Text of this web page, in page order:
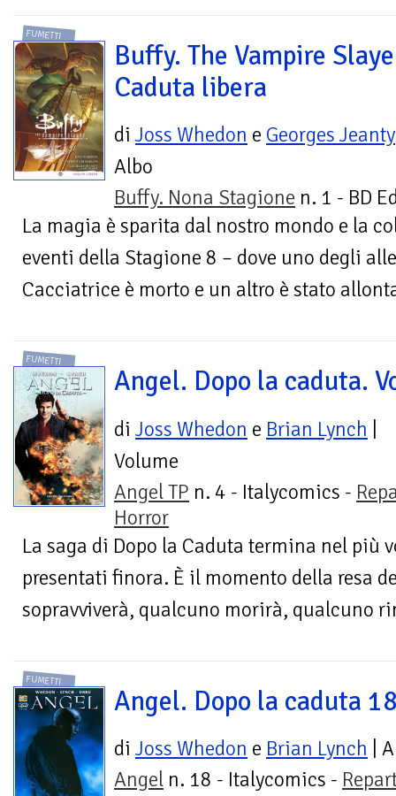
FUMETTI
Buffy. The Vampire
Caduta libera
di Joss Whedon e Georges Jeanty
Albo
Buffy. Nona Stagione n. 1 - BD
La magia è sparita dal nostro mondo e la
eventi della Stagione 8 – dove uno degli
Cacciatrice è morto e un altro è stato
FUMETTI
Angel. Dopo la caduta.
di Joss Whedon e Brian Lynch
Volume
Angel TP n. 4 - Italycomics -
Horror
La saga di Dopo la Caduta termina nel più
presentati finora. È il momento della resa
sopravviverà, qualcuno morirà, qualcuno
FUMETTI
Angel. Dopo la caduta
di Joss Whedon e Brian Lynch |
Angel n. 18 - Italycomics -